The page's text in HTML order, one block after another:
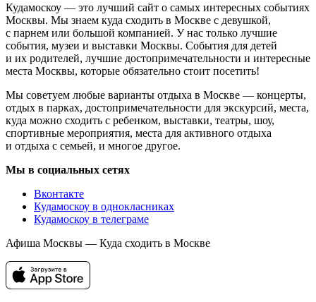
Кудамоскоу — это лучший сайт о самых интересных событиях
Москвы. Мы знаем куда сходить в Москве с девушкой,
с парнем или большой компанией. У нас только лучшие
события, музеи и выставки Москвы. События для детей
и их родителей, лучшие достопримечательности и интересные
места Москвы, которые обязательно стоит посетить!
Мы советуем любые варианты отдыха в Москве — концерты,
отдых в парках, достопримечательности для экскурсий, места,
куда можно сходить с ребенком, выставки, театры, шоу,
спортивные мероприятия, места для активного отдыха
и отдыха с семьей, и многое другое.
Мы в социальных сетях
Вконтакте
Кудамоскоу в однокласниках
Кудамоскоу в телеграме
Афиша Москвы — Куда сходить в Москве